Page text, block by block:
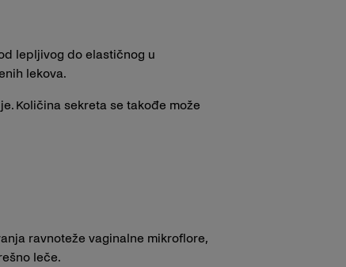
lepljivog do elastičnog u
lekova.
Količina sekreta se takođe može
ravnoteže vaginalne mikroflore,
leče.